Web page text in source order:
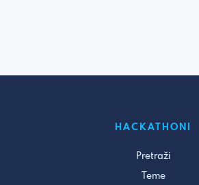
HACKATHONI
Pretraži
Teme